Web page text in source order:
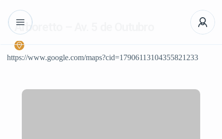
Arboretto – Av. 5 de Outubro
https://www.google.com/maps?cid=17906113104355821233